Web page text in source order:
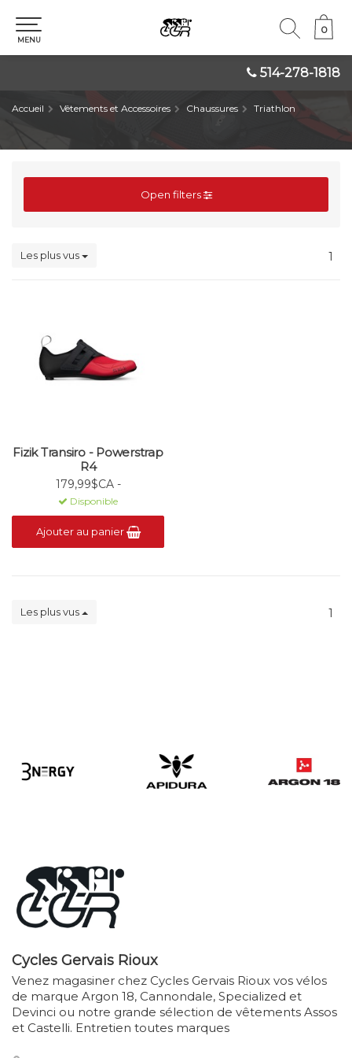
514-278-1818
0
0
MENU
Accueil Vêtements et Accessoires Chaussures Triathlon
Open filters
Les plus vus 1
Fizik Transiro - Powerstrap
R4
179,99$CA -
Disponible
Ajouter au panier
Les plus vus 1
Cycles Gervais Rioux
Venez magasiner chez Cycles Gervais Rioux vos vélos
de marque Argon 18, Cannondale, Specialized et
Devinci ou notre grande sélection de vêtements Assos
et Castelli. Entretien toutes marques